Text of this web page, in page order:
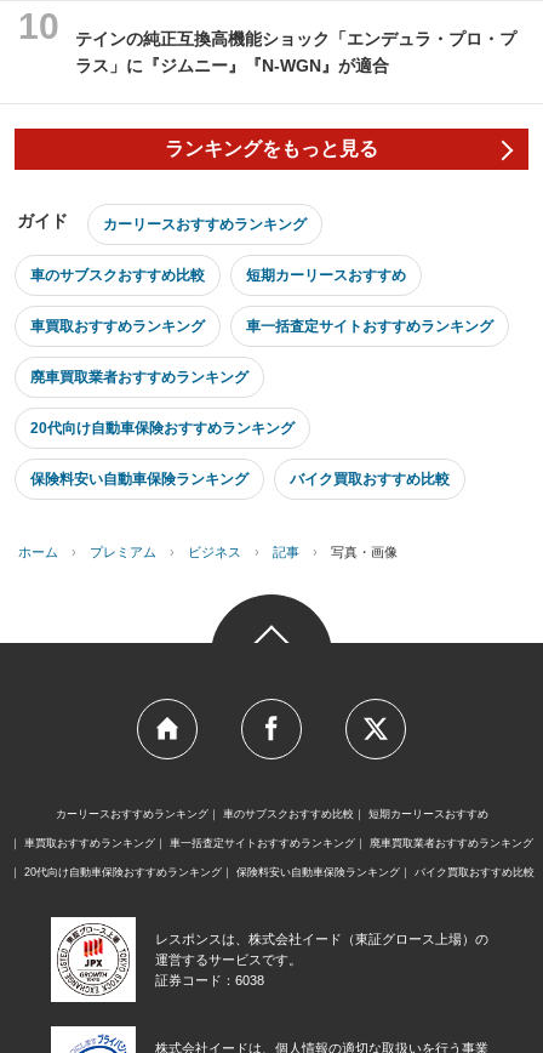
テインの純正互換高機能ショック「エンデュラ・プロ・プ
ラス」に『ジムニー』『N-WGN』が適合
ランキングをもっと見る
ガイド カーリースおすすめランキング
車のサブスクおすすめ比較 短期カーリースおすすめ
車買取おすすめランキング 車一括査定サイトおすすめランキング
廃車買取業者おすすめランキング
20代向け自動車保険おすすめランキング
保険料安い自動車保険ランキング バイク買取おすすめ比較
ホーム › プレミアム › ビジネス › 記事 › 写真・画像
カーリースおすすめランキング 車のサブスクおすすめ比較 短期カーリースおすすめ
車買取おすすめランキング 車一括査定サイトおすすめランキング 廃車買取業者おすすめランキング
20代向け自動車保険おすすめランキング 保険料安い自動車保険ランキング バイク買取おすすめ比較
レスポンスは、株式会社イード（東証グロース上場）の
運営するサービスです。
証券コード：6038
株式会社イードは、個人情報の適切な取扱いを行う事業